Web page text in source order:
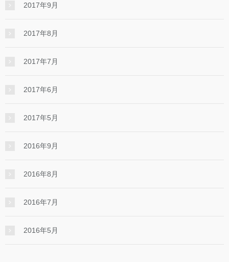
2017年9月
2017年8月
2017年7月
2017年6月
2017年5月
2016年9月
2016年8月
2016年7月
2016年5月